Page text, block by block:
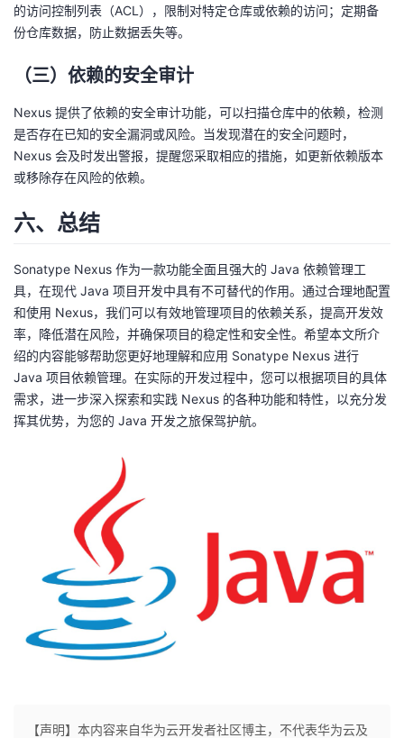
的访问控制列表（ACL），限制对特定仓库或依赖的访问；定期备
份仓库数据，防止数据丢失等。
（三）依赖的安全审计
Nexus 提供了依赖的安全审计功能，可以扫描仓库中的依赖，检测
是否存在已知的安全漏洞或风险。当发现潜在的安全问题时，
Nexus 会及时发出警报，提醒您采取相应的措施，如更新依赖版本
或移除存在风险的依赖。
六、总结
Sonatype Nexus 作为一款功能全面且强大的 Java 依赖管理工
具，在现代 Java 项目开发中具有不可替代的作用。通过合理地配置
和使用 Nexus，我们可以有效地管理项目的依赖关系，提高开发效
率，降低潜在风险，并确保项目的稳定性和安全性。希望本文所介
绍的内容能够帮助您更好地理解和应用 Sonatype Nexus 进行
Java 项目依赖管理。在实际的开发过程中，您可以根据项目的具体
需求，进一步深入探索和实践 Nexus 的各种功能和特性，以充分发
挥其优势，为您的 Java 开发之旅保驾护航。
【声明】本内容来自华为云开发者社区博主，不代表华为云及